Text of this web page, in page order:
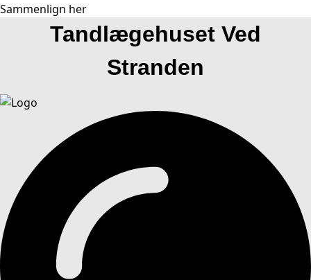
Sammenlign her
Tandlægehuset Ved
Stranden